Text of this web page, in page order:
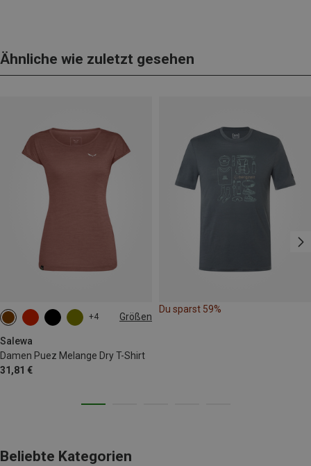
Ähnliche wie zuletzt gesehen
+4 Größen
Salewa
Damen Puez Melange Dry T-Shirt
31,81 €
XS S M
XXL
Du sparst 59%
Beliebte Kategorien